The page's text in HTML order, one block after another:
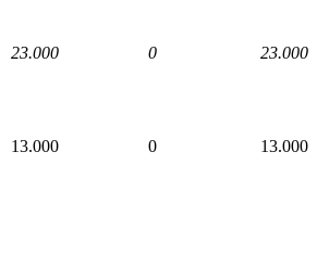
23.000 0 23.000
13.000 0 13.000